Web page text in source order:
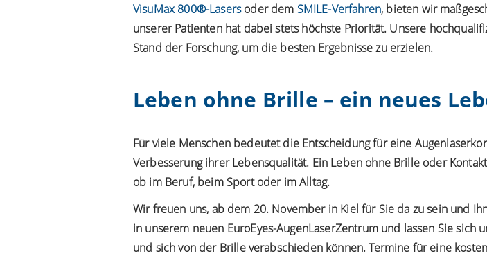
VisuMax 800®-Lasersoder dem SMILE-Verfahren, bieten wir
unserer Patienten hat dabei stets höchste Priorität. Unsere
Stand der Forschung, um die besten Ergebnisse zu erzielen.
Leben ohne Brille – ein neues
Für viele Menschen bedeutet die Entscheidung für eine
Verbesserung ihrer Lebensqualität. Ein Leben ohne Brille oder
ob im Beruf, beim Sport oder im Alltag.
Wir freuen uns, ab dem 20. November in Kiel für Sie da zu sein und
in unserem neuen EuroEyes-AugenLaserZentrum und lassen Sie
und sich von der Brille verabschieden können. Termine für eine